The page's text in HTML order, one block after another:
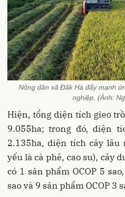
Nông dân xã Đăk Hà đẩy mạnh
nghiệp. (Ảnh:
Hiện, tổng diện tích gieo
9.055ha; trong đó, diện
2.135ha, diện tích cây lâu
yếu là cà phê, cao su), cây
có 1 sản phẩm OCOP 5
sao và 9 sản phẩm OCOP 3